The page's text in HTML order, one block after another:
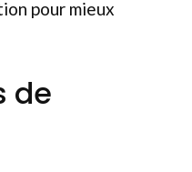
pour mieux
de